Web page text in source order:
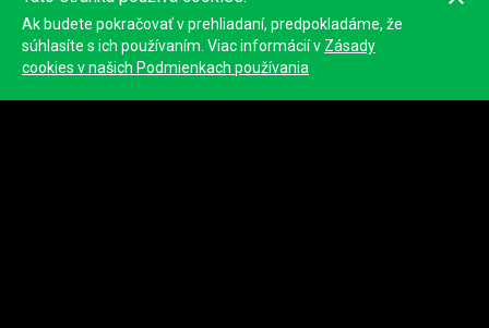
Ak budete pokračovať v prehliadaní, predpokladáme, že
súhlasíte s ich používaním. Viac informácií v Zásady
cookies v našich Podmienkach používania